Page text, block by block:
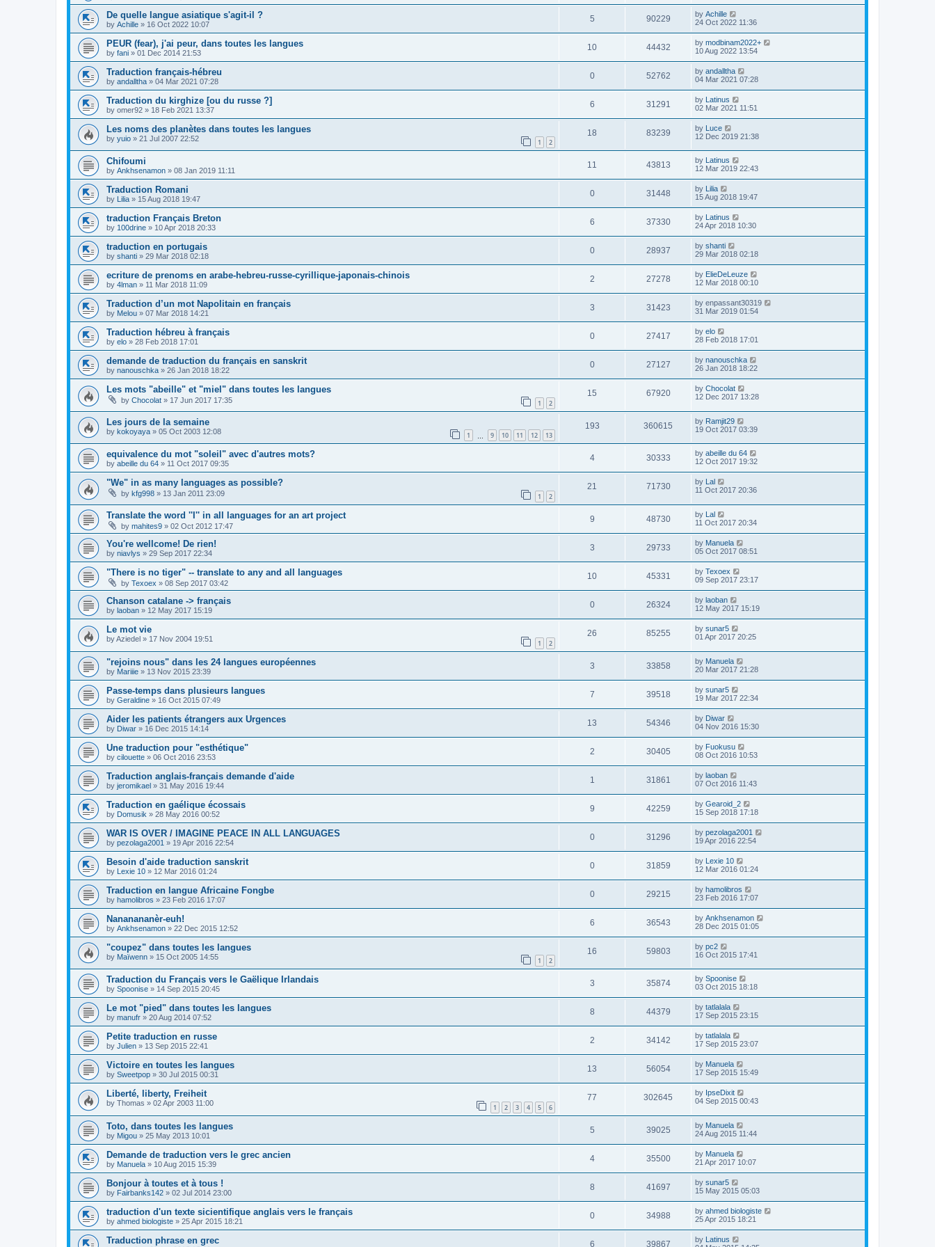
De quelle langue asiatique s'agit-il ?
by Achille » 16 Oct 2022 10:07
5 90229 by Achille
24 Oct 2022 11:36
PEUR (fear), j'ai peur, dans toutes les langues
by fani » 01 Dec 2014 21:53
10 44432 by modbinam2022+
10 Aug 2022 13:54
Traduction français-hébreu
by andalltha » 04 Mar 2021 07:28
0 52762 by andalltha
04 Mar 2021 07:28
Traduction du kirghize [ou du russe ?]
by omer92 » 18 Feb 2021 13:37
6 31291 by Latinus
02 Mar 2021 11:51
Les noms des planètes dans toutes les langues
by yuio » 21 Jul 2007 22:52 1 2
18 83239 by Luce
12 Dec 2019 21:38
Chifoumi
by Ankhsenamon » 08 Jan 2019 11:11
11 43813 by Latinus
12 Mar 2019 22:43
Traduction Romani
by Lilia » 15 Aug 2018 19:47
0 31448 by Lilia
15 Aug 2018 19:47
traduction Français Breton
by 100drine » 10 Apr 2018 20:33
6 37330 by Latinus
24 Apr 2018 10:30
traduction en portugais
by shanti » 29 Mar 2018 02:18
0 28937 by shanti
29 Mar 2018 02:18
ecriture de prenoms en arabe-hebreu-russe-cyrillique-japonais-chinois
by 4lman » 11 Mar 2018 11:09
2 27278 by ElieDeLeuze
12 Mar 2018 00:10
Traduction d’un mot Napolitain en français
by Melou » 07 Mar 2018 14:21
3 31423 by enpassant30319
31 Mar 2019 01:54
Traduction hébreu à français
by elo » 28 Feb 2018 17:01
0 27417 by elo
28 Feb 2018 17:01
demande de traduction du français en sanskrit
by nanouschka » 26 Jan 2018 18:22
0 27127 by nanouschka
26 Jan 2018 18:22
Les mots "abeille" et "miel" dans toutes les langues
by Chocolat » 17 Jun 2017 17:35 1 2
15 67920 by Chocolat
12 Dec 2017 13:28
Les jours de la semaine
by kokoyaya » 05 Oct 2003 12:08 1 9 10 11 12 13
193 360615 by Ramjit29
19 Oct 2017 03:39
equivalence du mot "soleil" avec d'autres mots?
by abeille du 64 » 11 Oct 2017 09:35
4 30333 by abeille du 64
12 Oct 2017 19:32
"We" in as many languages as possible?
by kfg998 » 13 Jan 2011 23:09 1 2
21 71730 by Lal
11 Oct 2017 20:36
Translate the word ''I'' in all languages for an art project
by mahites9 » 02 Oct 2012 17:47
9 48730 by Lal
11 Oct 2017 20:34
You're wellcome! De rien!
by niavlys » 29 Sep 2017 22:34
3 29733 by Manuela
05 Oct 2017 08:51
"There is no tiger" -- translate to any and all languages
by Texoex » 08 Sep 2017 03:42
10 45331 by Texoex
09 Sep 2017 23:17
Chanson catalane -> français
by laoban » 12 May 2017 15:19
0 26324 by laoban
12 May 2017 15:19
Le mot vie
byAziedel » 17 Nov 2004 19:51 1 2
26 85255 by sunar5
01 Apr 2017 20:25
"rejoins nous" dans les 24 langues européennes
by Mariiie » 13 Nov 2015 23:39
3 33858 by Manuela
20 Mar 2017 21:28
Passe-temps dans plusieurs langues
by Geraldine » 16 Oct 2015 07:49
7 39518 by sunar5
19 Mar 2017 22:34
Aider les patients étrangers aux Urgences
by Diwar » 16 Dec 2015 14:14
13 54346 by Diwar
04 Nov 2016 15:30
Une traduction pour "esthétique"
by cilouette » 06 Oct 2016 23:53
2 30405 by Fuokusu
08 Oct 2016 10:53
Traduction anglais-français demande d'aide
by jeromikael » 31 May 2016 19:44
1 31861 by laoban
07 Oct 2016 11:43
Traduction en gaélique écossais
by Domusik » 28 May 2016 00:52
9 42259 by Gearoid_2
15 Sep 2018 17:18
WAR IS OVER / IMAGINE PEACE IN ALL LANGUAGES
by pezolaga2001 » 19 Apr 2016 22:54
0 31296 by pezolaga2001
19 Apr 2016 22:54
Besoin d'aide traduction sanskrit
by Lexie 10 » 12 Mar 2016 01:24
0 31859 by Lexie 10
12 Mar 2016 01:24
Traduction en langue Africaine Fongbe
by hamolibros » 23 Feb 2016 17:07
0 29215 by hamolibros
23 Feb 2016 17:07
Nananananèr-euh!
by Ankhsenamon » 22 Dec 2015 12:52
6 36543 by Ankhsenamon
28 Dec 2015 01:05
"coupez" dans toutes les langues
by Maïwenn » 15 Oct 2005 14:55 1 2
16 59803 by pc2
16 Oct 2015 17:41
Traduction du Français vers le Gaëlique Irlandais
by Spoonise » 14 Sep 2015 20:45
3 35874 by Spoonise
03 Oct 2015 18:18
Le mot "pied" dans toutes les langues
by manufr » 20 Aug 2014 07:52
8 44379 by tatlalala
17 Sep 2015 23:15
Petite traduction en russe
by Julien » 13 Sep 2015 22:41
2 34142 by tatlalala
17 Sep 2015 23:07
Victoire en toutes les langues
by Sweetpop » 30 Jul 2015 00:31
13 56054 by Manuela
17 Sep 2015 15:49
Liberté, liberty, Freiheit
by Thomas » 02 Apr 2003 11:00 1 2 3 4 5 6
77 302645 by IpseDixit
04 Sep 2015 00:43
Toto, dans toutes les langues
by Migou » 25 May 2013 10:01
5 39025 by Manuela
24 Aug 2015 11:44
Demande de traduction vers le grec ancien
by Manuela » 10 Aug 2015 15:39
4 35500 by Manuela
21 Apr 2017 10:07
Bonjour à toutes et à tous !
by Fairbanks142 » 02 Jul 2014 23:00
8 41697 by sunar5
15 May 2015 05:03
traduction d'un texte sicientifique anglais vers le français
by ahmed biologiste » 25 Apr 2015 18:21
0 34988 by ahmed biologiste
25 Apr 2015 18:21
Traduction phrase en grec 6 39867 by Latinus